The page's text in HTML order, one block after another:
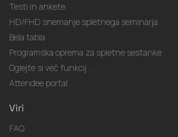
Testi in ankete
HD/FHD snemanje spletnega seminarja
Bela tabla
Programska oprema za spletne sestanke
Oglejte si več funkcij ...
Attendee portal
Viri
FAQ